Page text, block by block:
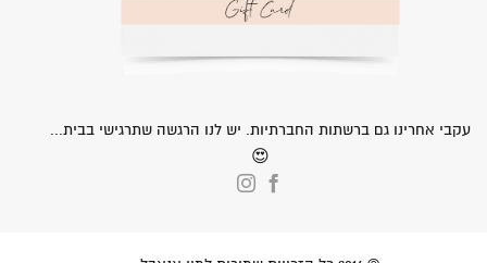
עקבי אחרינו גם ברשתות החברתיות. יש לנו הרגשה שתרגישי בבית...
😍